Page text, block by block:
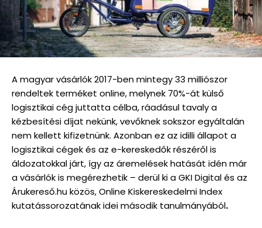
A magyar vásárlók 2017-ben mintegy 33 milliószor
rendeltek terméket online, melynek 70%-át külső
logisztikai cég juttatta célba, ráadásul tavaly a
kézbesítési díjat nekünk, vevőknek sokszor egyáltalán
nem kellett kifizetnünk. Azonban ez az idilli állapot a
logisztikai cégek és az e-kereskedők részéről is
áldozatokkal járt, így az áremelések hatását idén már
a vásárlók is megérezhetik – derül ki a GKI Digital és az
Árukereső.hu közös, Online Kiskereskedelmi Index
kutatássorozatának idei második tanulmányából.